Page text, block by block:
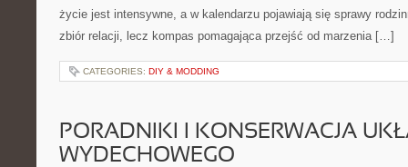
życie jest intensywne, a w kalendarzu pojawiają się sprawy
zbiór relacji, lecz kompas pomagająca przejść od marzenia […]
CATEGORIES: DIY & MODDING
PORADNIKI I KONSERWACJA
WYDECHOWEGO